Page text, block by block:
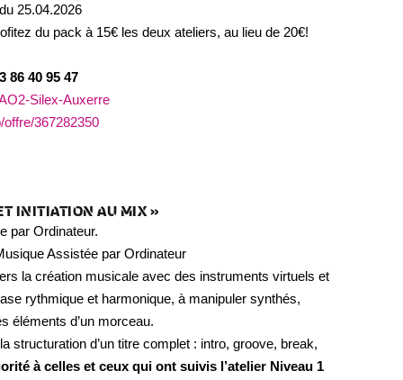
25.04.2026
du pack à 15€ les deux ateliers, au lieu de 20€!
86 40 95 47
Silex-Auxerre
367282350
INITIATION AU MIX »
par Ordinateur.
Assistée par Ordinateur
la création musicale avec des instruments virtuels et
rythmique et harmonique, à manipuler synthés,
éléments d’un morceau.
d’un titre complet : intro, groove, break,
à celles et ceux qui ont suivis l’atelier Niveau 1